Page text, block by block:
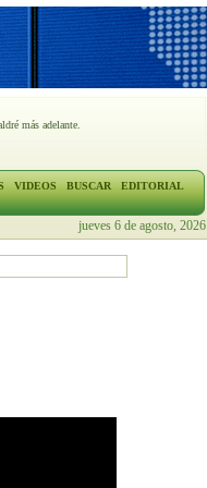
más adelante.
VIDEOS BUSCAR
EDITORIAL
jueves 6 de agosto, 2026